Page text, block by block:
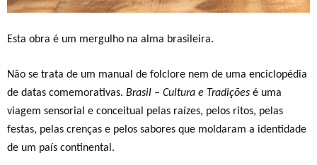
Esta obra é um mergulho na alma brasileira.
Não se trata de um manual de folclore nem de uma enciclopédia
de datas comemorativas. Brasil – Cultura e Tradições é uma
viagem sensorial e conceitual pelas raízes, pelos ritos, pelas
festas, pelas crenças e pelos sabores que moldaram a identidade
de um país continental.